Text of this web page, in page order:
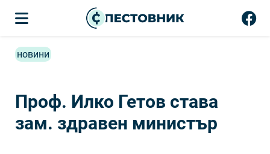
новини
Проф. Илко Гетов става
зам. здравен министър